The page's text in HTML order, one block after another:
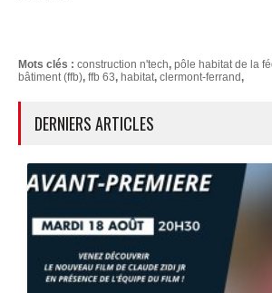
Mots clés : construction n'tech, pôle habitat de la
bâtiment (ffb), ffb 63, habitat, clermont-ferrand,
DERNIERS ARTICLES